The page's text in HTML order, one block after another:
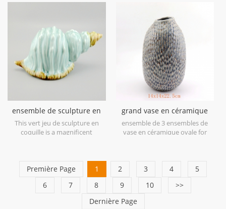
ensemble de sculpture en
céramique coquille verte
This vert jeu de sculpture en
coquille is a magnificent
grand vase en céramique
ovale bleu antique
ensemble de 3 ensembles de
vase en céramique ovale for
Première Page 1 2 3 4
5
6
7 8 9 10
>>
Dernière Page